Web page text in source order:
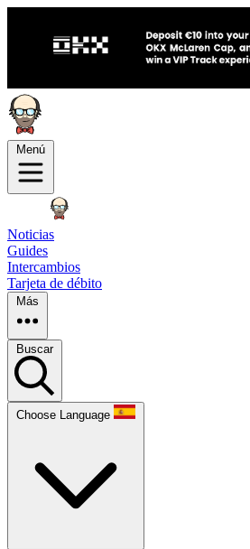
Menú
Noticias
Guides
Intercambios
Tarjeta de débito
Más
Buscar
Choose Language